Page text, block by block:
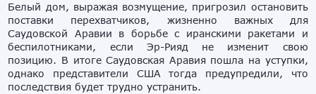
Белый дом, выражая возмущение, пригрозил остановить
поставки перехватчиков, жизненно важных для
Саудовской Аравии в борьбе с иранскими ракетами и
беспилотниками, если Эр-Рияд не изменит свою
позицию. В итоге Саудовская Аравия пошла на уступки,
однако представители США тогда предупредили, что
последствия будет трудно устранить.